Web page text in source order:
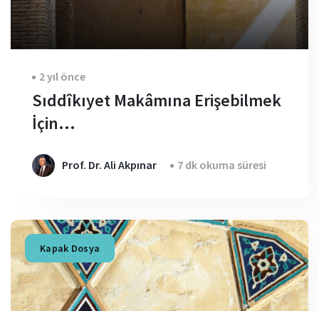
2 yıl önce
Sıddîkıyet Makâmına Erişebilmek
İçin…
Prof. Dr. Ali Akpınar 7 dk okuma süresi
Kapak Dosya